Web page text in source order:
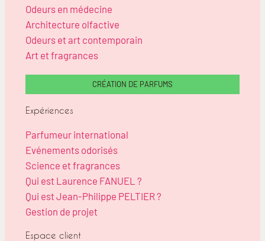
Odeurs en médecine
Architecture olfactive
Odeurs et art contemporain
Art et fragrances
CRÉATION DE PARFUMS
Expériences
Parfumeur international
Evénements odorisés
Science et fragrances
Qui est Laurence FANUEL ?
Qui est Jean-Philippe PELTIER ?
Gestion de projet
Espace client